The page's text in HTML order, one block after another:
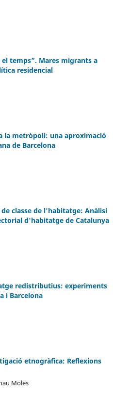
temps”. Mares migrants a
residencial
la metròpoli: una aproximació
de Barcelona
classe de l'habitatge: Anàlisi
d'habitatge de Catalunya
redistributius: experiments
i Barcelona
etnogràfica: Reflexions
Moles